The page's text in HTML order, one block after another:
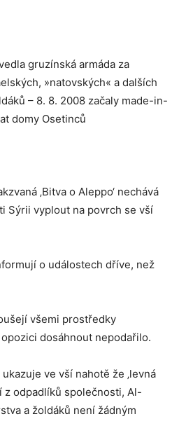
gruzínská armáda za
»natovských« a dalších
– 8. 8. 2008 začaly made-in-
domy Osetinců
‚Bitva o Aleppo‘ nechává
Sýrii vyplout na povrch se vší
o událostech dříve, než
všemi prostředky
dosáhnout nepodařilo.
ukazuje ve vší nahotě že ‚levná
z odpadlíků společnosti, Al-
a žoldáků není žádným